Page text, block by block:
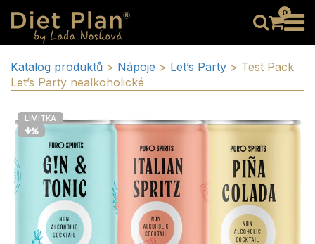
0
Katalog produktů > Nápoje > Let’s Party > Test Pack
Let’s Party nealkoholické
LIMITKA